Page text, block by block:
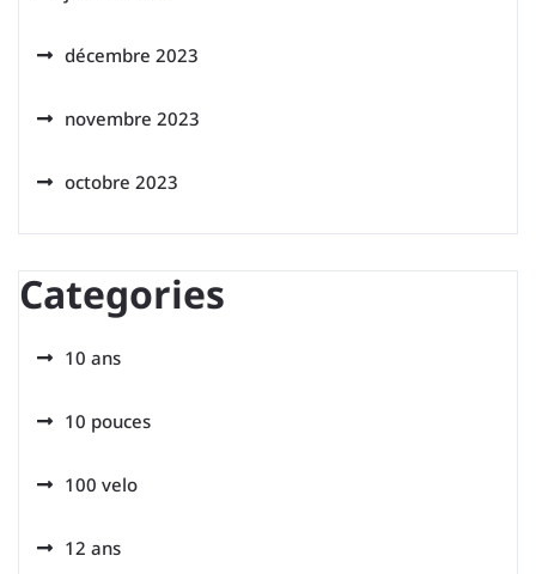
décembre 2023
novembre 2023
octobre 2023
Categories
10 ans
10 pouces
100 velo
12 ans